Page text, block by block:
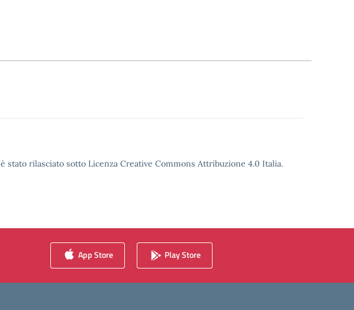
stato rilasciato sotto Licenza Creative Commons Attribuzione 4.0 Italia.
App Store Play Store